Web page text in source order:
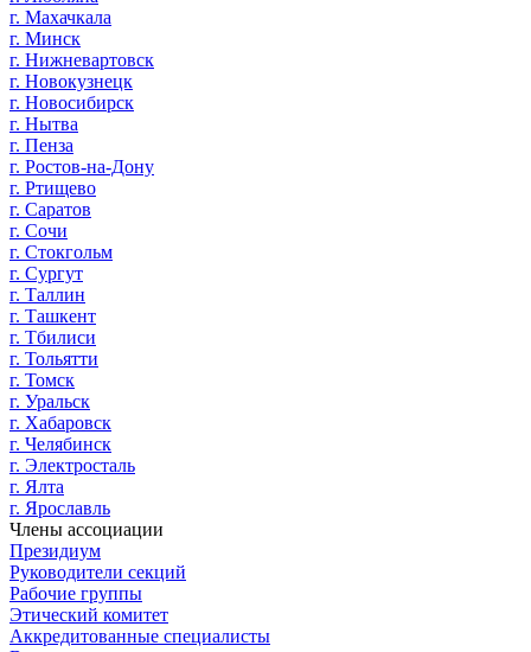
г. Махачкала
г. Минск
г. Нижневартовск
г. Новокузнецк
г. Новосибирск
г. Нытва
г. Пенза
г. Ростов-на-Дону
г. Ртищево
г. Саратов
г. Сочи
г. Стокгольм
г. Сургут
г. Таллин
г. Ташкент
г. Тбилиси
г. Тольятти
г. Томск
г. Уральск
г. Хабаровск
г. Челябинск
г. Электросталь
г. Ялта
г. Ярославль
Члены ассоциации
Президиум
Руководители секций
Рабочие группы
Этический комитет
Аккредитованные специалисты